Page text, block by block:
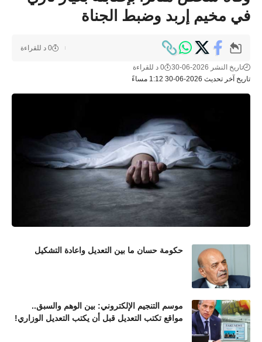
في مخيم إربد وضبط الجناة
تاريخ آخر تحديث 2026-06-30 1:12 مساءً
تاريخ النشر 2026-06-30 0 د للقراءة
0 د للقراءة
حكومة حسان ما بين التعديل واعادة التشكيل
موسم التنجيم الإلكتروني: بين الوهم والسبق..
مواقع تكتب التعديل قبل أن يكتب التعديل الوزاري!